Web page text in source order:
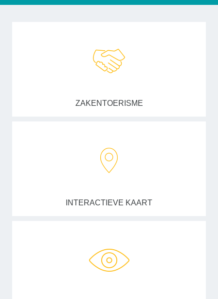
ZAKENTOERISME
INTERACTIEVE KAART